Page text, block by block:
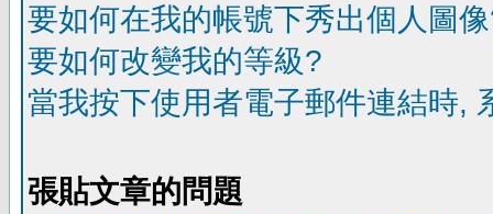
要如何在我的帳號下秀出個人圖
要如何改變我的等級?
當我按下使用者電子郵件連結時,
張貼文章的問題